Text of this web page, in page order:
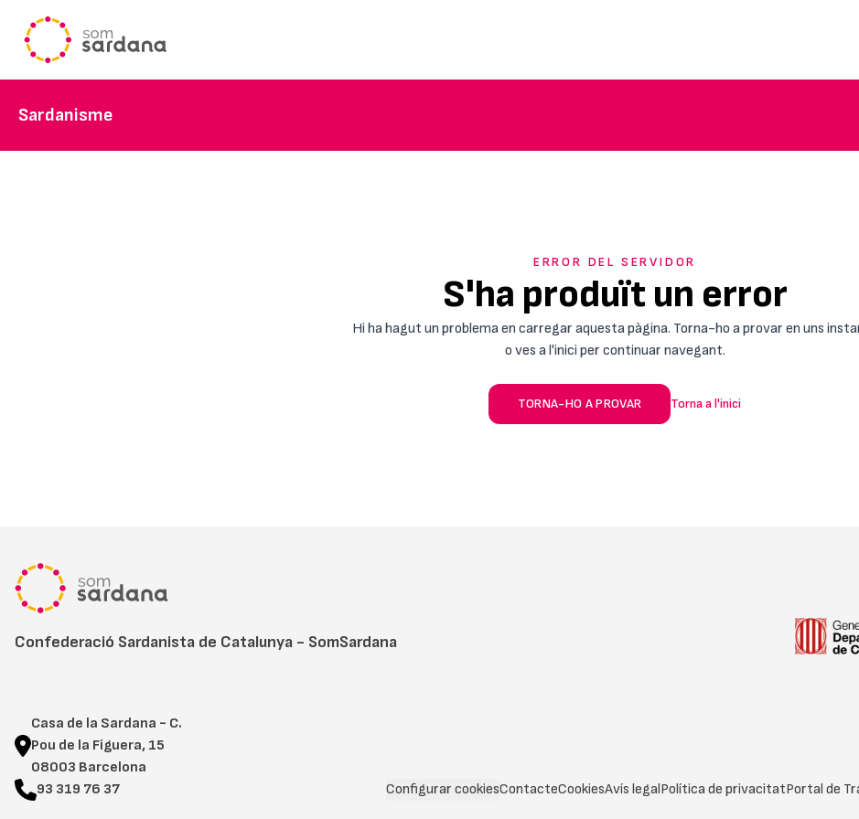
Sardanisme
ERROR DEL SERVIDOR
S'ha produït un error
Hi ha hagut un problema en carregar aquesta pàgina. Torna-ho a provar en uns
o ves a l'inici per continuar navegant.
TORNA-HO A PROVAR Torna a l'inici
Confederació Sardanista de Catalunya - SomSardana
Casa de la Sardana - C.
Pou de la Figuera, 15
08003 Barcelona
93 319 76 37
Configurar cookiesContacteCookiesAvís legalPolítica de privacitatPortal de